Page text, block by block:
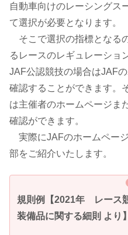
自動車向けのレーシングス
て選択が必要となります。
そこで選択の指標となる
るレースのレギュレーショ
JAF公認競技の場合はJAF
確認することができます。
は主催者のホームページま
確認ができます。
実際にJAFのホームペー
部をご紹介いたします。
規則例 【2021年
レース
装備品に関する細則 より】